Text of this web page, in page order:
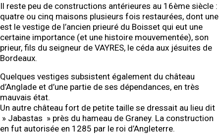
Il reste peu de constructions antérieures au 16ème siècle :
quatre ou cinq maisons plusieurs fois restaurées, dont une
est le vestige de l’ancien prieuré du Boisset qui eut une
certaine importance (et une histoire mouvementée), son
prieur, fils du seigneur de VAYRES, le céda aux jésuites de
Bordeaux.
Quelques vestiges subsistent également du château
d’Anglade et d’une partie de ses dépendances, en très
mauvais état.
Un autre château fort de petite taille se dressait au lieu dit
» Jabastas » près du hameau de Graney. La construction
en fut autorisée en 1285 par le roi d’Angleterre.